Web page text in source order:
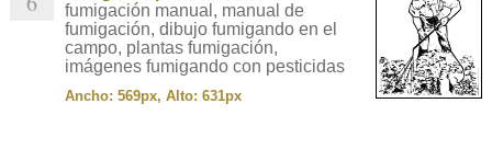
fumigación manual, manual de
fumigación, dibujo fumigando en el
campo, plantas fumigación,
imágenes fumigando con pesticidas
Ancho: 569px, Alto: 631px